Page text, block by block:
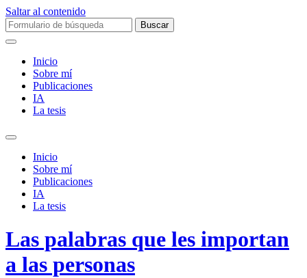
Saltar al contenido
Buscar:
Inicio
Sobre mí­
Publicaciones
IA
La tesis
Alternar
campo
búsqueda
Inicio
Sobre mí­
Publicaciones
IA
La tesis
Las palabras que les importan
a las personas